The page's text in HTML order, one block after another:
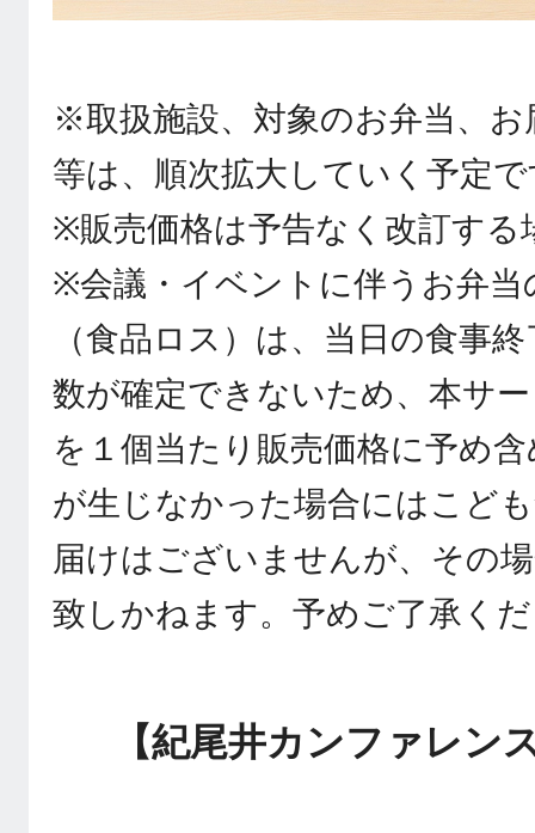
※取扱施設、対象のお弁当、
等は、順次拡大していく予定
※販売価格は予告なく改訂する
※会議・イベントに伴うお弁
（食品ロス）は、当日の食事
数が確定できないため、本サ
を１個当たり販売価格に予め
が生じなかった場合にはこど
届けはございませんが、その
致しかねます。予めご了承く
【紀尾井カンファレン